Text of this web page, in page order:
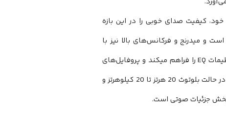
40 میلی‌متری خود، کیفیت صدای خوبی را در این بازه
و میدرنج و فرکانس‌های بالا نیز با
وضوح خوبی پخش میشوند. اپلیکیشن Soundcore برای این مدل نیز امکان تنظیمات EQ را فراهم میکند و پروفایل‌های
صدای متنوعی برای ژانرهای مختلف موسیقی در دسترس است. پاسخ فرکانسی در حالت بلوتوث 20 هرتز تا 20 کیلوهرتز و